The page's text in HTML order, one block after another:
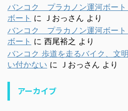
バンコク プラカノン運河ボー
ボート に Ｊおっさん より
バンコク プラカノン運河ボー
ボート に 西尾裕之 より
バンコク 歩道を走るバイク、文
い付かない に Ｊおっさん より
アーカイブ